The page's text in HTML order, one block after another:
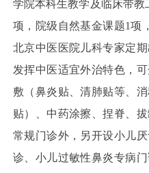
学院本科生教学及临床带教
项，院级自然基金课题1项
北京中医医院儿科专家定
发挥中医适宜外治特色，
敷（鼻炎贴、清肺贴等、
贴）、中药涂擦、捏脊、
常规门诊外，另开设小儿
诊、小儿过敏性鼻炎专病